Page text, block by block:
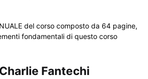
del corso composto da 64 pagine,
fondamentali di questo corso
Fantechi